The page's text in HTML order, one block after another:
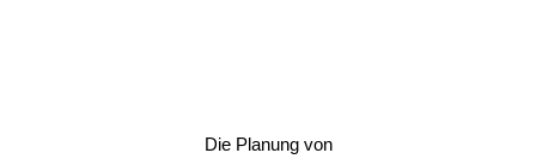
Die Planung von